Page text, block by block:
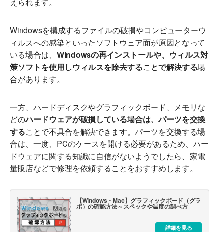
えられます。
Windowsを構成するファイルの破損やコンピューターウ
ィルスへの感染といったソフトウェア面が原因となって
いる場合は、 Windowsの再インストールや、ウィルス対
策ソフトを使用しウィルスを除去することで解決する場
合があります。
一方、ハードディスクやグラフィックボード、メモリな
どのハードウェアが破損している場合は、パーツを交換
することで不具合を解決できます。パーツを交換する場
合は、一度、PCのケースを開ける必要があるため、ハー
ドウェアに関する知識に自信がないようでしたら、家電
量販店などで修理を依頼することをおすすめします。
【Windows・Mac】グラフィックボード（グラ
ボ）の確認方法～スペックや温度の調べ方
詳細を見る